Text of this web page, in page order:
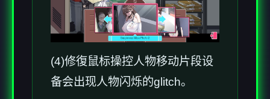
(4)修復鼠标操控人物移动片段设
备会出现人物闪烁的glitch。